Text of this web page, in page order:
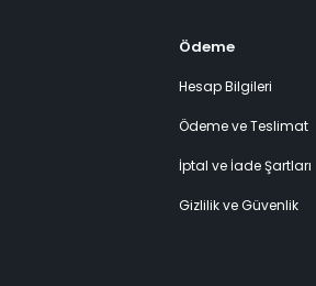
Ödeme
Hesap Bilgileri
Ödeme ve Teslimat
İptal ve İade Şartları
Gizlilik ve Güvenlik